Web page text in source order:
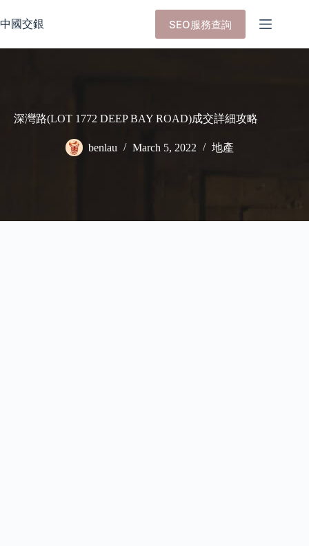
to
content
中國交銀 SEO服務查詢
深灣路(LOT 1772 DEEP BAY ROAD)成交詳細攻略
benlau March 5, 2022 地產